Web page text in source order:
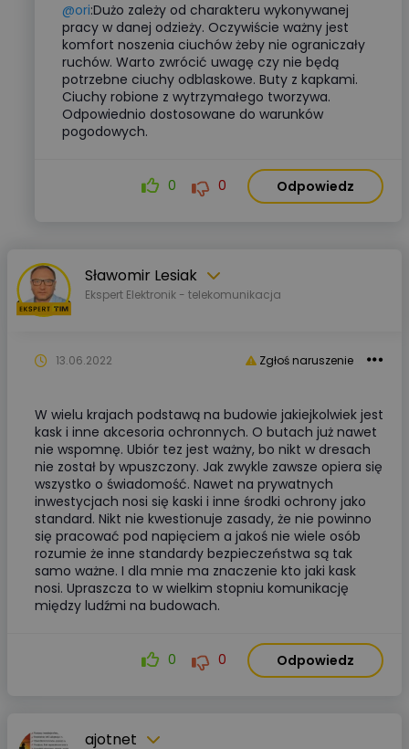
@ori:Dużo zależy od charakteru wykonywanej
pracy w danej odzieży. Oczywiście ważny jest
komfort noszenia ciuchów żeby nie ograniczały
ruchów. Warto zwrócić uwagę czy nie będą
potrzebne ciuchy odblaskowe. Buty z kapkami.
Ciuchy robione z wytrzymałego tworzywa.
Odpowiednio dostosowane do warunków
pogodowych.
0 0 Odpowiedz
Sławomir Lesiak
Ekspert Elektronik - telekomunikacja
Zgłoś naruszenie
13.06.2022
W wielu krajach podstawą na budowie jakiejkolwiek jest
kask i inne akcesoria ochronnych. O butach już nawet
nie wspomnę. Ubiór tez jest ważny, bo nikt w dresach
nie został by wpuszczony. Jak zwykle zawsze opiera się
wszystko o świadomość. Nawet na prywatnych
inwestycjach nosi się kaski i inne środki ochrony jako
standard. Nikt nie kwestionuje zasady, że nie powinno
się pracować pod napięciem a jakoś nie wiele osób
rozumie że inne standardy bezpieczeństwa są tak
samo ważne. I dla mnie ma znaczenie kto jaki kask
nosi. Upraszcza to w wielkim stopniu komunikację
między ludźmi na budowach.
0 0 Odpowiedz
ajotnet